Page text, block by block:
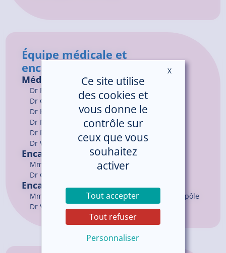
Équipe médicale et
encadrement
Médecins
Dr FODDAH
Abdelhak
Dr GOSSELIN
Guillaume
Dr HAZARD
Adrien
Dr MANSOUR
Layal
Dr PROVOST-LE PAGE
DrWIAM
Encadrement du service
Mme LE MAITRE Catherine, Cadre de santé
Dr GOSSELIN Guillaume, Chef de service
Encadrement du pôle
Mme CADIOU Lucie, Cadre coordonnateur de pôle
Dr VELMANS Nicolas, Chef de pôle
Ce site utilise
des cookies et
vous donne le
contrôle sur
ceux que vous
souhaitez
activer
Tout accepter
Tout refuser
Personnaliser
XMasquer le